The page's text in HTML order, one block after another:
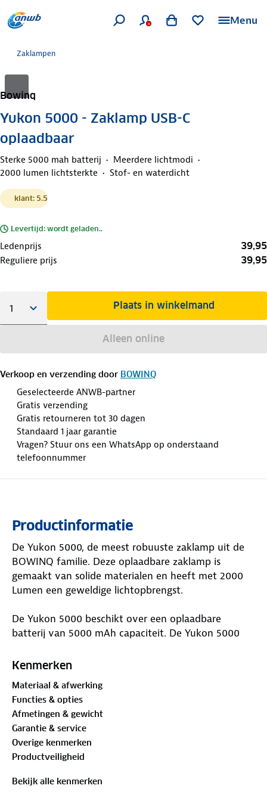
Menu
Zaklampen
Bowinq
Yukon 5000 - Zaklamp USB-C
oplaadbaar
Sterke 5000 mah batterij
Meerdere lichtmodi
2000 lumen lichtsterkte
Stof- en waterdicht
klant: 5.5
Levertijd: wordt geladen..
Ledenprijs 39,95
Reguliere prijs 39,95
Plaats in winkelmand
Alleen online
Verkoop en verzending door BOWINQ
Geselecteerde ANWB-partner
Gratis verzending
Gratis retourneren tot 30 dagen
Standaard 1 jaar garantie
Vragen? Stuur ons een WhatsApp op onderstaand
telefoonnummer
Productinformatie
De Yukon 5000, de meest robuuste zaklamp uit de
BOWINQ familie. Deze oplaadbare zaklamp is
gemaakt van solide materialen en heeft met 2000
Lumen een geweldige lichtopbrengst.
De Yukon 5000 beschikt over een oplaadbare
batterij van 5000 mAh capaciteit. De Yukon 5000
uur, afhankelijk van de lichtstand die wordt
de batterijstatus weergeven. Brand er nog maar 1
indicatie led? Laad de Yukon 5000 dan eenvoudig
op met meegeleverde USB-C kabel.
De Yukon 5000 beschikt over een robuuste
behuizing en is IP-65 waterdicht, dat betekent stof-
en waterbestendig. Daarnaast beschikt de zaklamp
Kenmerken
Materiaal & afwerking
Functies & opties
Afmetingen & gewicht
Garantie & service
Overige kenmerken
Productveiligheid
Bekijk alle kenmerken